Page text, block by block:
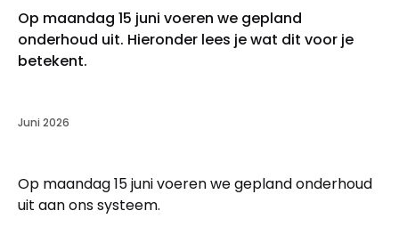
Op maandag 15 juni voeren we gepland
onderhoud uit. Hieronder lees je wat dit voor je
betekent.
Juni 2026
Op maandag 15 juni voeren we gepland onderhoud
uit aan ons systeem.